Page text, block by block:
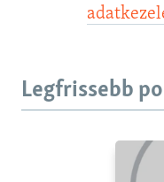
Legfrissebb